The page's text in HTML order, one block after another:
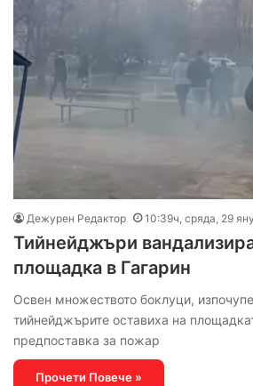
Дежурен Редактор 10:39ч, сряда, 29
Тийнейджъри
площадка в Гагарин
Освен множеството боклуци,
тийнейджърите оставиха на
предпоставка за пожар
Прочети Повече »